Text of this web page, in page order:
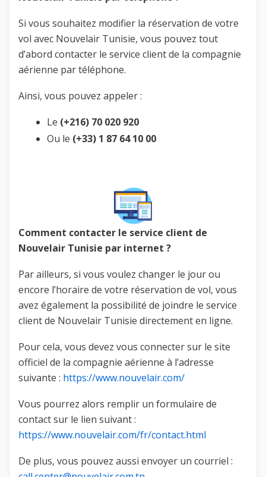
Si vous souhaitez modifier la réservation de votre
vol avec Nouvelair Tunisie, vous pouvez tout
d’abord contacter le service client de la compagnie
aérienne par téléphone.
Ainsi, vous pouvez appeler :
Le (+216) 70 020 920
Ou le (+33) 1 87 64 10 00
Comment contacter le service client de
Nouvelair Tunisie par internet ?
Par ailleurs, si vous voulez changer le jour ou
encore l’horaire de votre réservation de vol, vous
avez également la possibilité de joindre le service
client de Nouvelair Tunisie directement en ligne.
Pour cela, vous devez vous connecter sur le site
officiel de la compagnie aérienne à l’adresse
suivante : https://www.nouvelair.com/
Vous pourrez alors remplir un formulaire de
contact sur le lien suivant :
https://www.nouvelair.com/fr/contact.html
De plus, vous pouvez aussi envoyer un courriel :